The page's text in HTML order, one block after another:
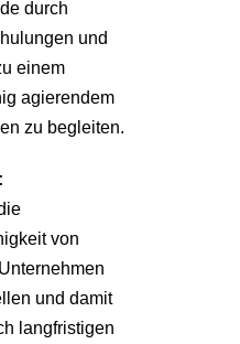
durch
und
einem
agierendem
zu begleiten.
von
und damit
langfristigen